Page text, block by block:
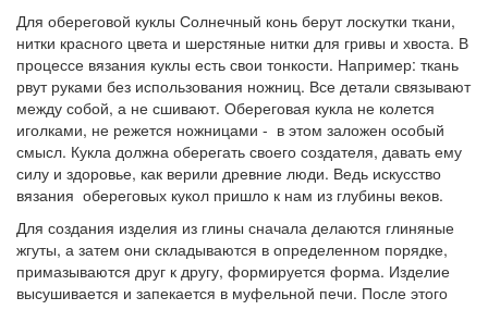
Для обереговой куклы Солнечный конь берут лоскутки ткани,
нитки красного цвета и шерстяные нитки для гривы и хвоста. В
процессе вязания куклы есть свои тонкости. Например: ткань
рвут руками без использования ножниц. Все детали связывают
между собой, а не сшивают. Обереговая кукла не колется
иголками, не режется ножницами - в этом заложен особый
смысл. Кукла должна оберегать своего создателя, давать ему
силу и здоровье, как верили древние люди. Ведь искусство
вязания обереговых кукол пришло к нам из глубины веков.
Для создания изделия из глины сначала делаются глиняные
жгуты, а затем они складываются в определенном порядке,
примазываются друг к другу, формируется форма. Изделие
высушивается и запекается в муфельной печи. После этого